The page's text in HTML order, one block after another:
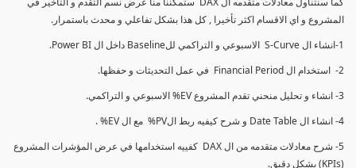
المشروع و اي الاقسام اكثر تأخيرا , كل هذا بشكل تفاعلي و محدث باستمرار.
1-انشاء ال S-Curve الاسبوعي و التراكمي للBaseline داخل ال Power BI.
2- استخدام ال Financial Period في عمل التحديثات و حفظها.
3- انشاء و تحليل منحني تقدم المشروع EV% الاسبوعي و التراكمي.
4- انشاء ال Date Table و شرح كيفيه ربط الPV% مع ال EV% .
5- شرح معادلات متقدمه من ال DAX كفييه استخدامها في عرض المؤشرات المشروع
(KPIs) بشكل دقيق.